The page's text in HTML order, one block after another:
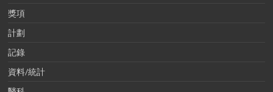
獎項
計劃
記錄
資料/統計